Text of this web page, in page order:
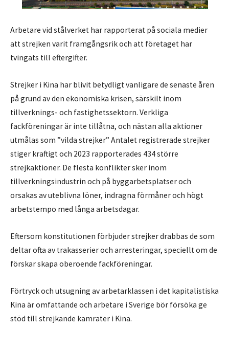
Arbetare vid stålverket har rapporterat på sociala medier
att strejken varit framgångsrik och att företaget har
tvingats till eftergifter.
Strejker i Kina har blivit betydligt vanligare de senaste åren
på grund av den ekonomiska krisen, särskilt inom
tillverknings- och fastighetssektorn. Verkliga
fackföreningar är inte tillåtna, och nästan alla aktioner
utmålas som ”vilda strejker” Antalet registrerade strejker
stiger kraftigt och 2023 rapporterades 434 större
strejkaktioner. De flesta konflikter sker inom
tillverkningsindustrin och på byggarbetsplatser och
orsakas av uteblivna löner, indragna förmåner och högt
arbetstempo med långa arbetsdagar.
Eftersom konstitutionen förbjuder strejker drabbas de som
deltar ofta av trakasserier och arresteringar, speciellt om de
förskar skapa oberoende fackföreningar.
Förtryck och utsugning av arbetarklassen i det kapitalistiska
Kina är omfattande och arbetare i Sverige bör försöka ge
stöd till strejkande kamrater i Kina.